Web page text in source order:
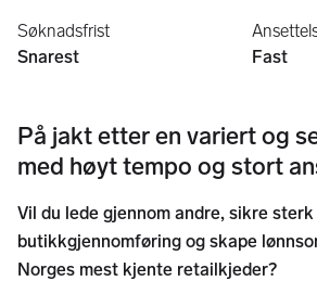
Søknadsfrist
Snarest
Fast
På jakt etter en variert og
med høyt tempo og stort
Vil du lede gjennom andre, sikre sterk
butikkgjennomføring og skape
Norges mest kjente retailkjeder?